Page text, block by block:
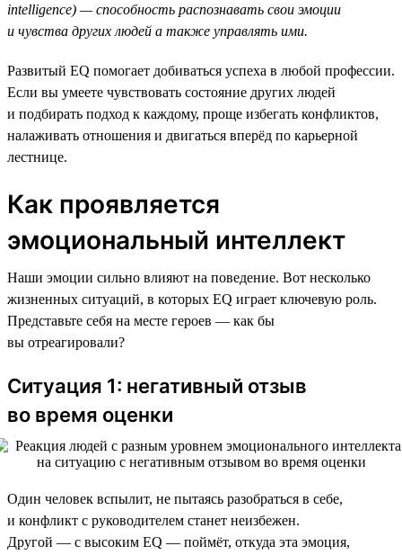
intelligence) — способность распознавать свои эмоции
и чувства других людей а также управлять ими.
Развитый EQ помогает добиваться успеха в любой профессии.
Если вы умеете чувствовать состояние других людей
и подбирать подход к каждому, проще избегать конфликтов,
налаживать отношения и двигаться вперёд по карьерной
лестнице.
Как проявляется
эмоциональный интеллект
Наши эмоции сильно влияют на поведение. Вот несколько
жизненных ситуаций, в которых EQ играет ключевую роль.
Представьте себя на месте героев — как бы
вы отреагировали?
Ситуация 1: негативный отзыв
во время оценки
Один человек вспылит, не пытаясь разобраться в себе,
и конфликт с руководителем станет неизбежен.
Другой — с высоким EQ — поймёт, откуда эта эмоция,